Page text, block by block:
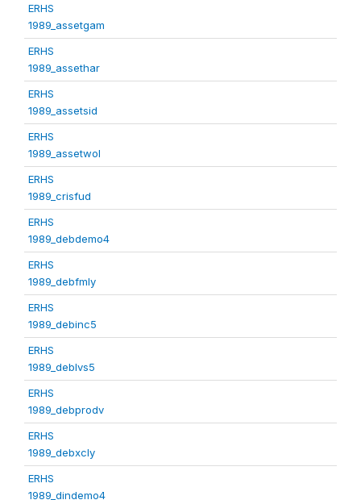
ERHS
1989_assetgam
ERHS
1989_assethar
ERHS
1989_assetsid
ERHS
1989_assetwol
ERHS
1989_crisfud
ERHS
1989_debdemo4
ERHS
1989_debfmly
ERHS
1989_debinc5
ERHS
1989_deblvs5
ERHS
1989_debprodv
ERHS
1989_debxcly
ERHS
1989_dindemo4